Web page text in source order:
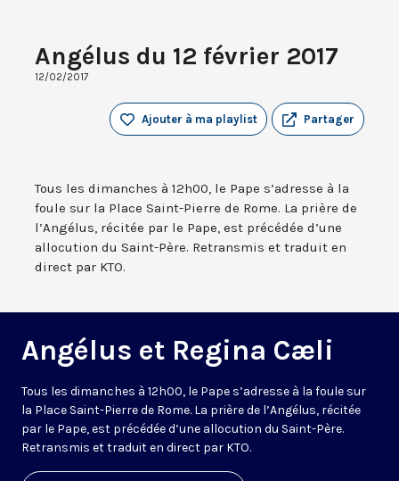
Angélus du 12 février 2017
12/02/2017
Partager
Ajouter à ma playlist
Tous les dimanches à 12h00, le Pape s’adresse à la
foule sur la Place Saint-Pierre de Rome. La prière de
l’Angélus, récitée par le Pape, est précédée d’une
allocution du Saint-Père. Retransmis et traduit en
direct par KTO.
Angélus et Regina Cæli
Tous les dimanches à 12h00, le Pape s’adresse à la foule sur
la Place Saint-Pierre de Rome. La prière de l’Angélus, récitée
par le Pape, est précédée d’une allocution du Saint-Père.
Retransmis et traduit en direct par KTO.